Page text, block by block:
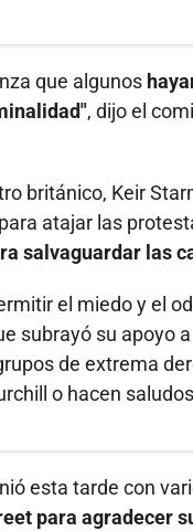
que algunos
, dijo el
británico, Keir
atajar las
salvaguardar las
el miedo y el
subrayó su apoyo
de extrema
o hacen
esta tarde con
para agradecer